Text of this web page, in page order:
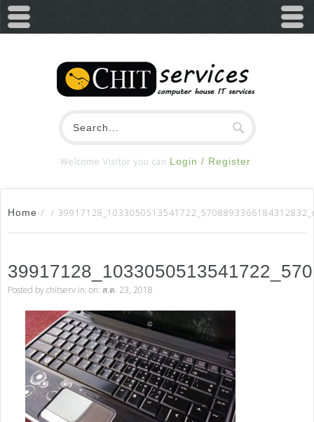
Welcome Visitor you can Login / Register
Home / /
Posted bychitserv in: on: ส.ค. 23, 2018